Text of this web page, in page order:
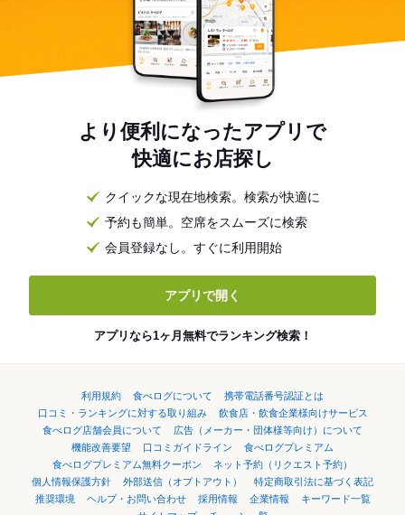
より便利になったアプリで
快適にお店探し
クイックな現在地検索。検索が快適に
予約も簡単。空席をスムーズに検索
会員登録なし。すぐに利用開始
アプリで開く
アプリなら1ヶ月無料でランキング検索！
利用規約 食べログについて
携帯電話番号認証とは
口コミ・ランキングに対する取り組み
飲食店・飲食企業様向けサービス
食べログ店舗会員について
広告（メーカー・団体様等向け）について
機能改善要望
口コミガイドライン
食べログプレミアム
食べログプレミアム無料クーポン
ネット予約（リクエスト予約）
個人情報保護方針
外部送信（オプトアウト）
特定商取引法に基づく表記
推奨環境
ヘルプ・お問い合わせ 採用情報 企業情報
キーワード一覧